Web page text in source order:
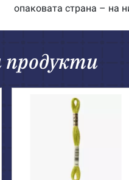
опаковата страна – на
продукти